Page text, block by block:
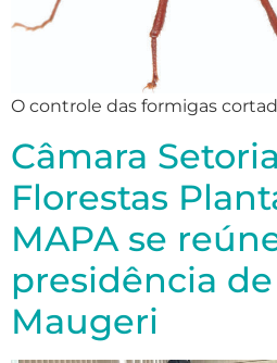
O controle das formigas
Câmara
Florestas
MAPA se
presidência
Maugeri